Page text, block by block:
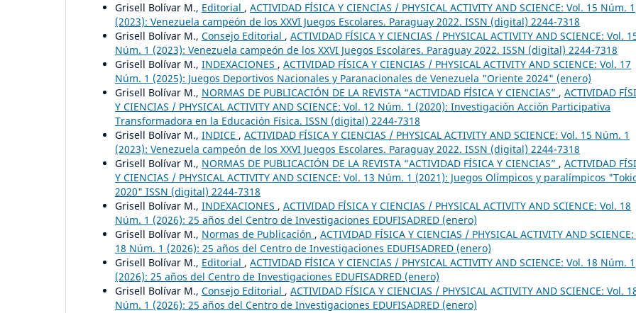
Grisell Bolívar M., Editorial , ACTIVIDAD FÍSICA Y CIENCIAS / PHYSICAL ACTIVITY AND SCIENCE: Vol. 15 Núm. 1
(2023): Venezuela campeón de los XXVI Juegos Escolares. Paraguay 2022. ISSN (digital) 2244-7318
Grisell Bolívar M., Consejo Editorial , ACTIVIDAD FÍSICA Y CIENCIAS / PHYSICAL ACTIVITY AND SCIENCE: Vol.
Núm. 1 (2023): Venezuela campeón de los XXVI Juegos Escolares. Paraguay 2022. ISSN (digital) 2244-7318
Grisell Bolívar M., INDEXACIONES , ACTIVIDAD FÍSICA Y CIENCIAS / PHYSICAL ACTIVITY AND SCIENCE: Vol. 17
Núm. 1 (2025): Juegos Deportivos Nacionales y Paranacionales de Venezuela "Oriente 2024" (enero)
Grisell Bolívar M., NORMAS DE PUBLICACIÓN DE LA REVISTA “ACTIVIDAD FÍSICA Y CIENCIAS” , ACTIVIDAD
Y CIENCIAS / PHYSICAL ACTIVITY AND SCIENCE: Vol. 12 Núm. 1 (2020): Investigación Acción Participativa
Transformadora en la Educación Física. ISSN (digital) 2244-7318
Grisell Bolívar M., INDICE , ACTIVIDAD FÍSICA Y CIENCIAS / PHYSICAL ACTIVITY AND SCIENCE: Vol. 15 Núm. 1
(2023): Venezuela campeón de los XXVI Juegos Escolares. Paraguay 2022. ISSN (digital) 2244-7318
Grisell Bolívar M., NORMAS DE PUBLICACIÓN DE LA REVISTA “ACTIVIDAD FÍSICA Y CIENCIAS” , ACTIVIDAD
Y CIENCIAS / PHYSICAL ACTIVITY AND SCIENCE: Vol. 13 Núm. 1 (2021): Juegos Olímpicos y paralímpicos
2020" ISSN (digital) 2244-7318
Grisell Bolívar M., INDEXACIONES , ACTIVIDAD FÍSICA Y CIENCIAS / PHYSICAL ACTIVITY AND SCIENCE: Vol. 18
Núm. 1 (2026): 25 años del Centro de Investigaciones EDUFISADRED (enero)
Grisell Bolívar M., Normas de Publicación , ACTIVIDAD FÍSICA Y CIENCIAS / PHYSICAL ACTIVITY AND
18 Núm. 1 (2026): 25 años del Centro de Investigaciones EDUFISADRED (enero)
Grisell Bolívar M., Editorial , ACTIVIDAD FÍSICA Y CIENCIAS / PHYSICAL ACTIVITY AND SCIENCE: Vol. 18 Núm. 1
(2026): 25 años del Centro de Investigaciones EDUFISADRED (enero)
Grisell Bolívar M., Consejo Editorial , ACTIVIDAD FÍSICA Y CIENCIAS / PHYSICAL ACTIVITY AND SCIENCE: Vol.
Núm. 1 (2026): 25 años del Centro de Investigaciones EDUFISADRED (enero)